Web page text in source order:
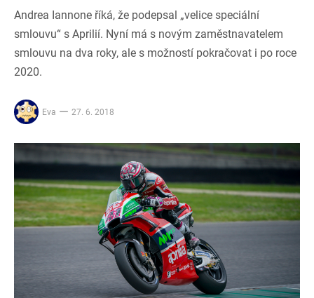
Andrea Iannone říká, že podepsal „velice speciální
smlouvu“ s Aprilií. Nyní má s novým zaměstnavatelem
smlouvu na dva roky, ale s možností pokračovat i po roce
2020.
Eva 27. 6. 2018